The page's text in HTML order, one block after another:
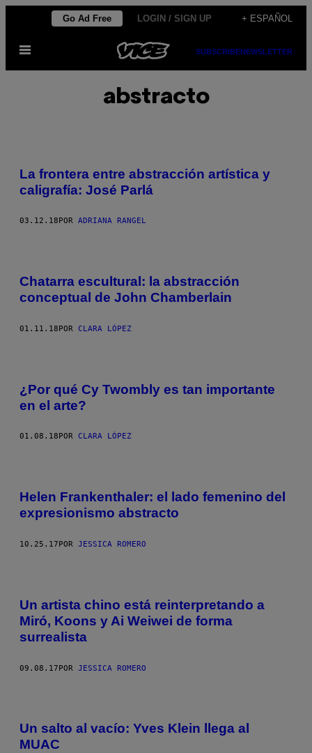
contenido
Go Ad Free LOGIN / SIGN UP + ESPAÑOL
Abrir
SUBSCRIBENEWSLETTER
abstracto
La frontera entre abstracción artística y
caligrafía: José Parlá
03.12.18 POR ADRIANA RANGEL
Chatarra escultural: la abstracción
conceptual de John Chamberlain
01.11.18POR CLARA LÓPEZ
¿Por qué Cy Twombly es tan importante
en el arte?
01.08.18 POR CLARA LÓPEZ
Helen Frankenthaler: el lado femenino del
expresionismo abstracto
10.25.17POR JESSICA ROMERO
Un artista chino está reinterpretando a
Miró, Koons y Ai Weiwei de forma
surrealista
09.08.17POR JESSICA ROMERO
Un salto al vacío: Yves Klein llega al
MUAC